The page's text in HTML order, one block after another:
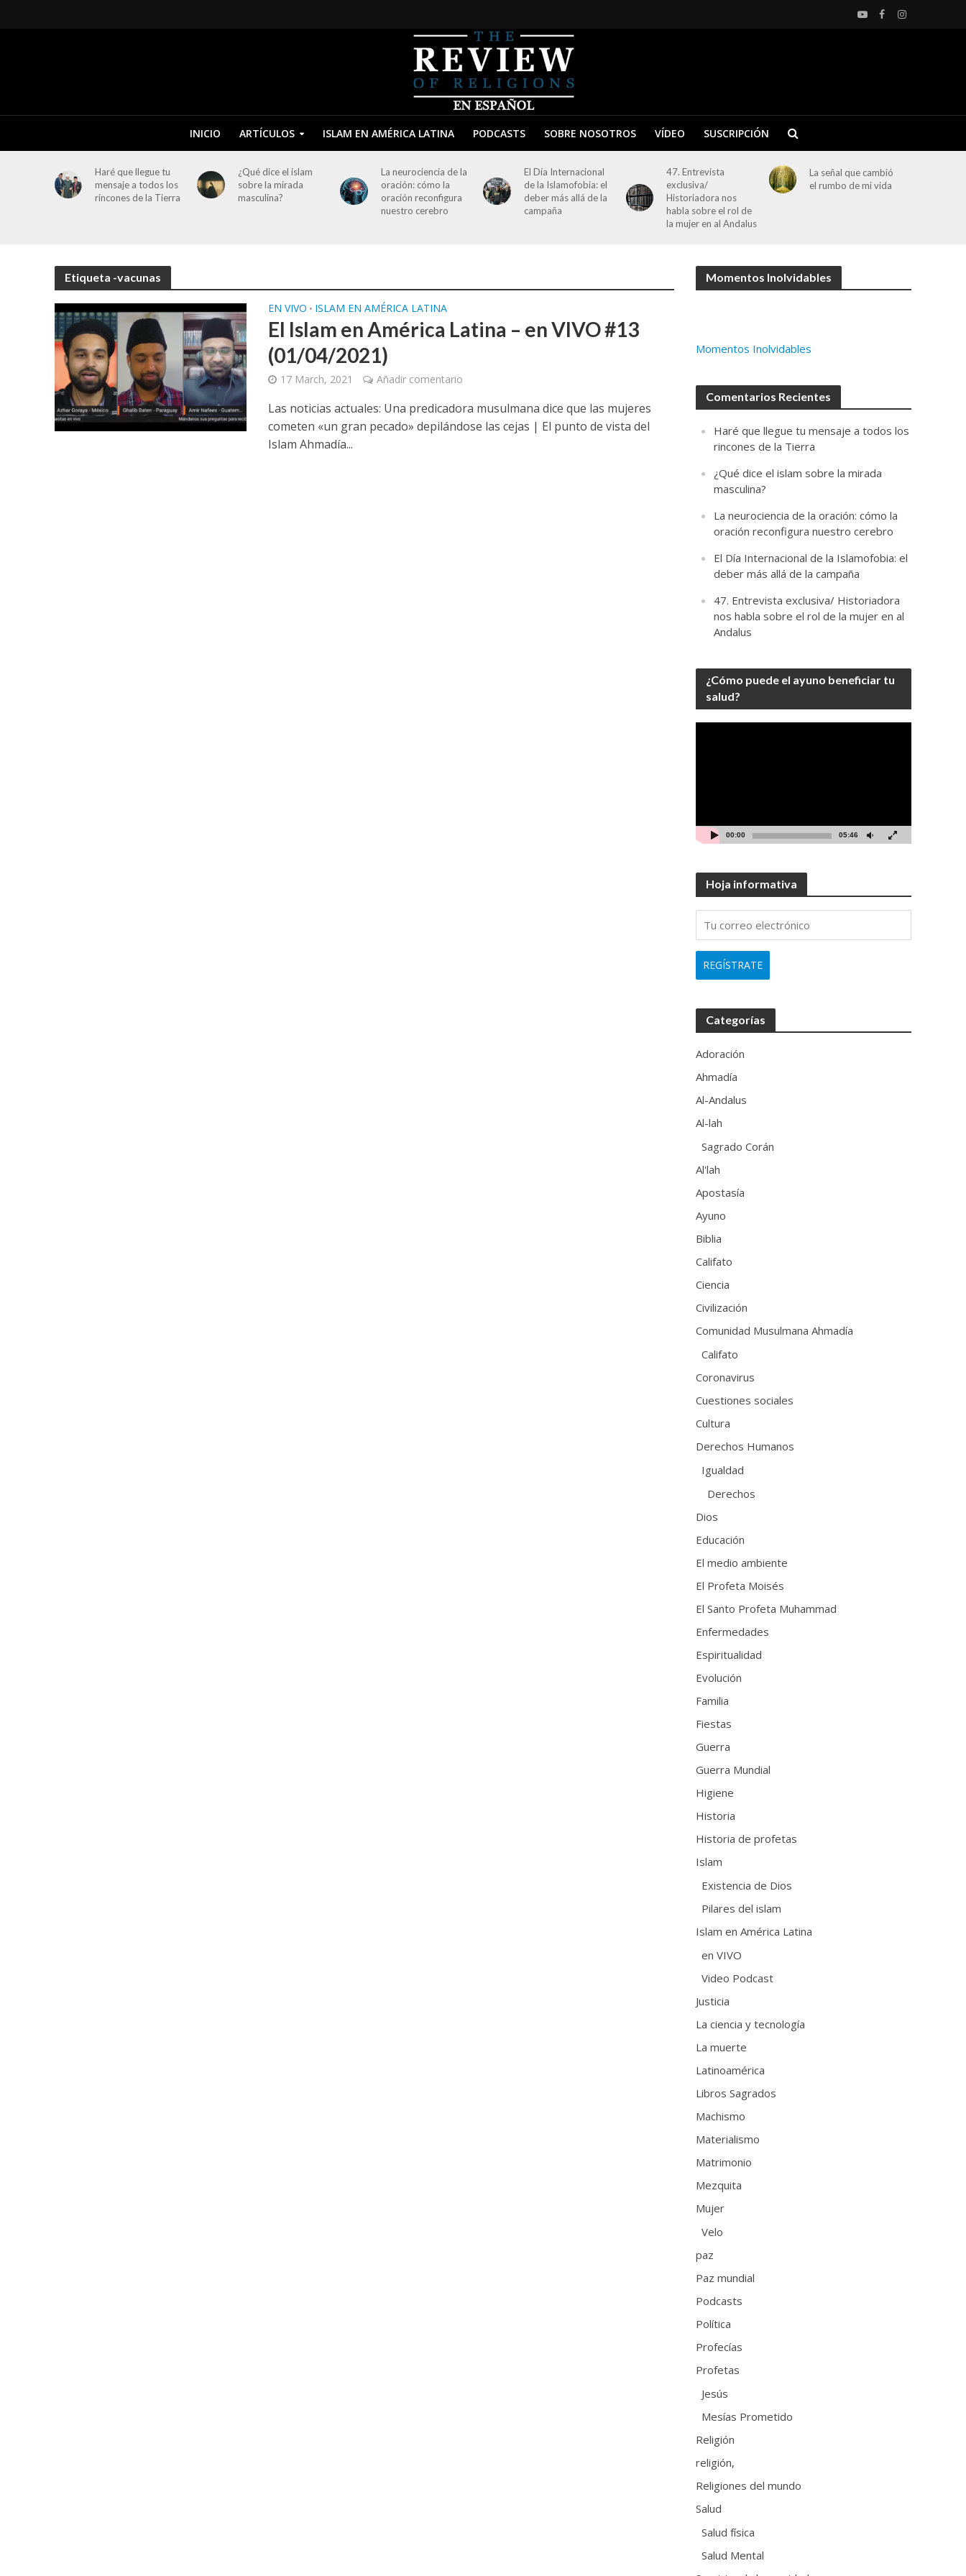
INICIO ARTÍCULOS ISLAM EN AMÉRICA LATINA PODCASTS SOBRE NOSOTROS VÍDEO SUSCRIPCIÓN
Haré que llegue tu
mensaje a todos los
rincones de la Tierra
¿Qué dice el islam
sobre la mirada
masculina?
La neurociencia de la
oración: cómo la
oración reconfigura
nuestro cerebro
El Día Internacional
de la Islamofobia: el
deber más allá de la
campaña
47. Entrevista
exclusiva/
Historiadora nos
habla sobre el rol de
la mujer en al Andalus
La señal que cambió
el rumbo de mi vida
Etiqueta -vacunas
EN VIVO • ISLAM EN AMÉRICA LATINA
El Islam en América Latina – en VIVO #13
(01/04/2021)
17 March, 2021 Añadir comentario
Las noticias actuales: Una predicadora musulmana dice que las mujeres
cometen «un gran pecado» depilándose las cejas | El punto de vista del
Islam Ahmadía...
Momentos Inolvidables
Momentos Inolvidables
Comentarios Recientes
Haré que llegue tu mensaje a todos los
rincones de la Tierra
¿Qué dice el islam sobre la mirada
masculina?
La neurociencia de la oración: cómo la
oración reconfigura nuestro cerebro
El Día Internacional de la Islamofobia: el
deber más allá de la campaña
47. Entrevista exclusiva/ Historiadora
nos habla sobre el rol de la mujer en al
Andalus
¿Cómo puede el ayuno beneficiar tu
salud?
00:00 05:46
Hoja informativa
Categorías
Adoración
Ahmadía
Al-Andalus
Al-lah
Sagrado Corán
Al'lah
Apostasía
Ayuno
Biblia
Califato
Ciencia
Civilización
Comunidad Musulmana Ahmadía
Califato
Coronavirus
Cuestiones sociales
Cultura
Derechos Humanos
Igualdad
Derechos
Dios
Educación
El medio ambiente
El Profeta Moisés
El Santo Profeta Muhammad
Enfermedades
Espiritualidad
Evolución
Familia
Fiestas
Guerra
Guerra Mundial
Higiene
Historia
Historia de profetas
Islam
Existencia de Dios
Pilares del islam
Islam en América Latina
en VIVO
Video Podcast
Justicia
La ciencia y tecnología
La muerte
Latinoamérica
Libros Sagrados
Machismo
Materialismo
Matrimonio
Mezquita
Mujer
Velo
paz
Paz mundial
Podcasts
Política
Profecías
Profetas
Jesús
Mesías Prometido
Religión
religión,
Religiones del mundo
Salud
Salud física
Salud Mental